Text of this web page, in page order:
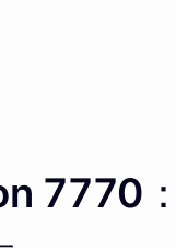
7770